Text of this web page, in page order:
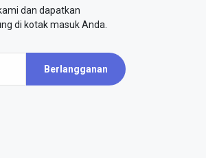
dan dapatkan
di kotak masuk Anda.
Berlangganan